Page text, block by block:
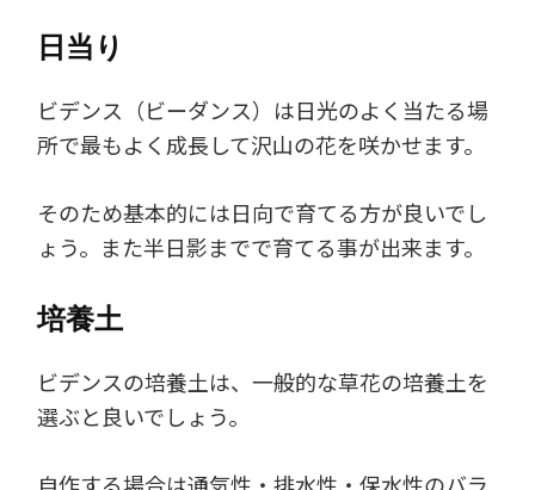
日当り
ビデンス（ビーダンス）は日光のよく当たる場
所で最もよく成長して沢山の花を咲かせます。
そのため基本的には日向で育てる方が良いでし
ょう。また半日影までで育てる事が出来ます。
培養土
ビデンスの培養土は、一般的な草花の培養土を
選ぶと良いでしょう。
自作する場合は通気性・排水性・保水性のバラ